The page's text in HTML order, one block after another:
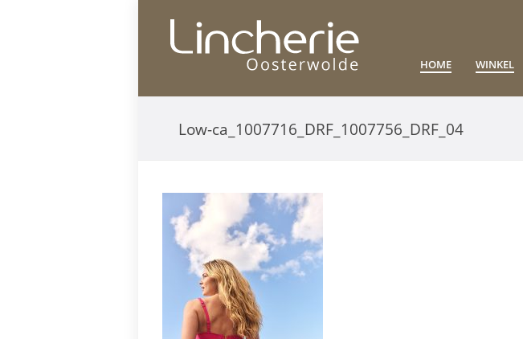
HOME WINKEL
Low-ca_1007716_DRF_1007756_DRF_04